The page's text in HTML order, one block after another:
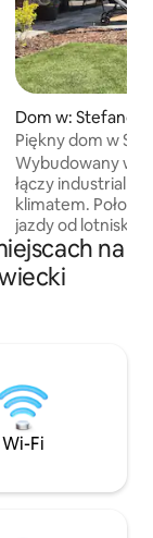
ocena: 5 na 5,
Dom w:
Piękny dom w
Wybudowany w
łączy
klimatem.
jazdy od lotniska
miejsce dla
spokoju, a
dostęp do
mamy nadzieję,
spodoba.
pomożemy w
na
Wi-Fi